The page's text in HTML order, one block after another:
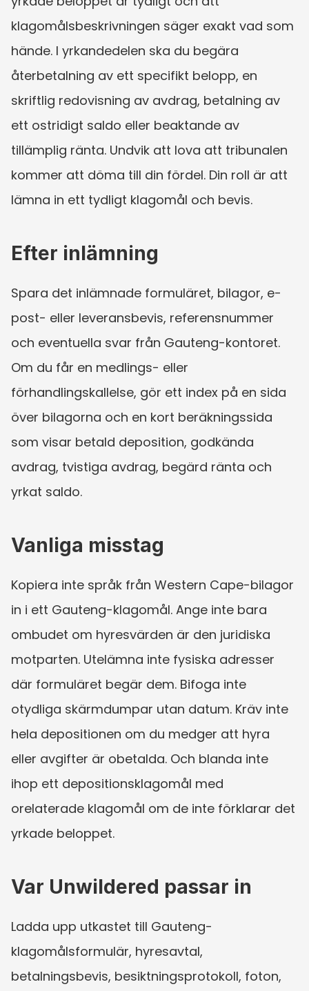
klagomålsbeskrivningen säger exakt vad som
hände. I yrkandedelen ska du begära
återbetalning av ett specifikt belopp, en
skriftlig redovisning av avdrag, betalning av
ett ostridigt saldo eller beaktande av
tillämplig ränta. Undvik att lova att tribunalen
kommer att döma till din fördel. Din roll är att
lämna in ett tydligt klagomål och bevis.
Efter inlämning
Spara det inlämnade formuläret, bilagor, e-
post- eller leveransbevis, referensnummer
och eventuella svar från Gauteng-kontoret.
Om du får en medlings- eller
förhandlingskallelse, gör ett index på en sida
över bilagorna och en kort beräkningssida
som visar betald deposition, godkända
avdrag, tvistiga avdrag, begärd ränta och
yrkat saldo.
Vanliga misstag
Kopiera inte språk från Western Cape-bilagor
in i ett Gauteng-klagomål. Ange inte bara
ombudet om hyresvärden är den juridiska
motparten. Utelämna inte fysiska adresser
där formuläret begär dem. Bifoga inte
otydliga skärmdumpar utan datum. Kräv inte
hela depositionen om du medger att hyra
eller avgifter är obetalda. Och blanda inte
ihop ett depositionsklagomål med
orelaterade klagomål om de inte förklarar det
yrkade beloppet.
Var Unwildered passar in
Ladda upp utkastet till Gauteng-
klagomålsformulär, hyresavtal,
betalningsbevis, besiktningsprotokoll, foton,